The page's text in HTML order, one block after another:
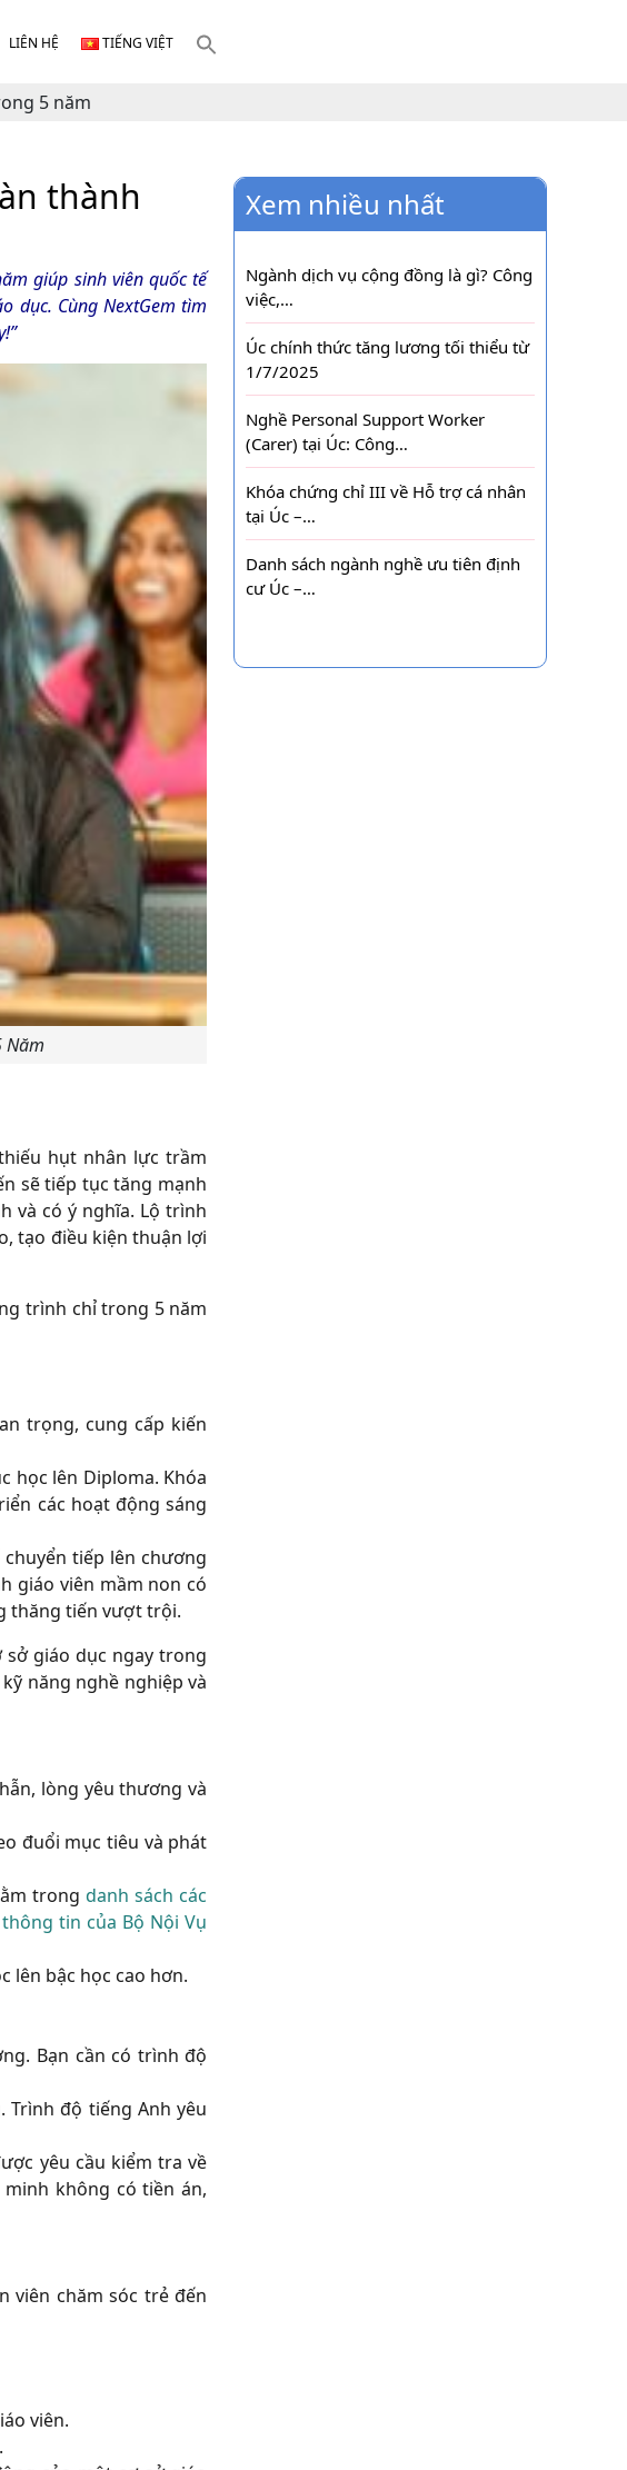
LIÊN HỆ TIẾNG VIỆT
5 năm
thành
giúp sinh viên quốc tế
dục. Cùng NextGem tìm
Năm
hụt nhân lực trầm
sẽ tiếp tục tăng mạnh
và có ý nghĩa. Lộ trình
tạo điều kiện thuận lợi
trình chỉ trong 5 năm
trọng, cung cấp kiến
học lên Diploma. Khóa
các hoạt động sáng
tiếp lên chương
giáo viên mầm non có
thăng tiến vượt trội.
sở giáo dục ngay trong
năng nghề nghiệp và
lòng yêu thương và
đuổi mục tiêu và phát
trongdanh sách các
tin của Bộ Nội Vụ
lên bậc học cao hơn.
Bạn cần có trình độ
Trình độ tiếng Anh yêu
yêu cầu kiểm tra về
minh không có tiền án,
viên chăm sóc trẻ đến
viên.
Xem nhiều nhất
Ngành dịch vụ cộng đồng là gì? Công
việc,…
Úc chính thức tăng lương tối thiểu từ
1/7/2025
Nghề Personal Support Worker
(Carer) tại Úc: Công…
Khóa chứng chỉ III về Hỗ trợ cá nhân
tại Úc –…
Danh sách ngành nghề ưu tiên định
cư Úc –…